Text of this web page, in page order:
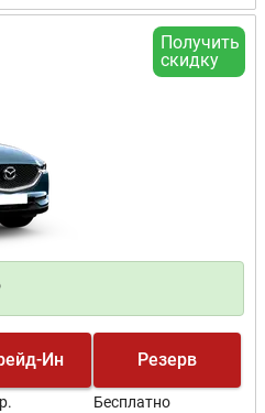
Получить
скидку
Ин Резерв
Бесплатно